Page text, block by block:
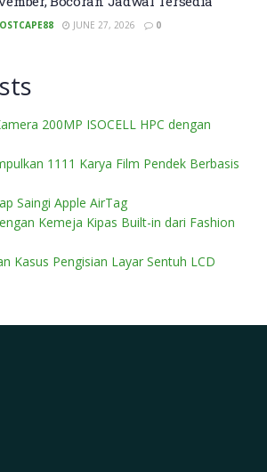
JUNE 27, 2026 0
200MP ISOCELL HPC dengan
1111 Karya Film Pendek Berbasis
Saingi Apple AirTag
Kemeja Kipas Built-in dari Fashion
Kasus Pengisian Layar Sentuh LCD